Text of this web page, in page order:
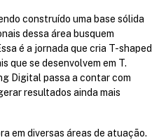
construído uma base sólida
dessa área busquem
é a jornada que cria T-shaped
que se desenvolvem em T.
Digital passa a contar com
resultados ainda mais
em diversas áreas de atuação.